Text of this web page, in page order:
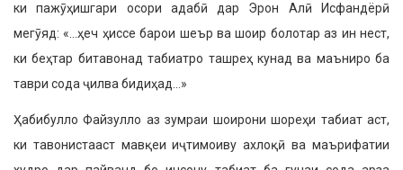
ки пажӯҳишгари осори адабӣ дар Эрон Алӣ Исфандёрӣ
мегӯяд: «…ҳеч ҳиссе барои шеър ва шоир болотар аз ин нест,
ки беҳтар битавонад табиатро ташреҳ кунад ва маъниро ба
таври сода ҷилва бидиҳад…»
Ҳабибулло Файзулло аз зумраи шоирони шореҳи табиат аст,
ки тавонистааст мавқеи иҷтимоиву ахлоқӣ ва маърифатии